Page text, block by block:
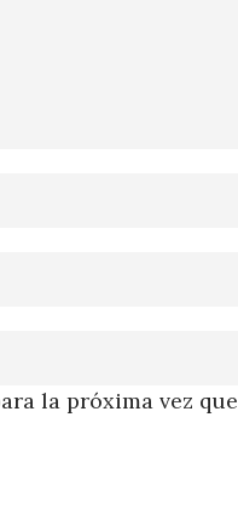
la próxima vez que